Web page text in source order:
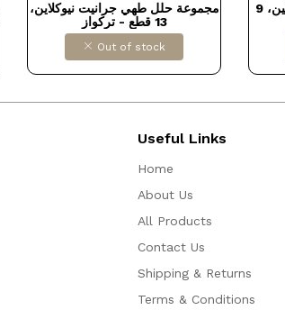
مجموعة حلل طهي جرانيت نيوكلاين،
13 قطع - تركواز
Out of stock
طقم حلل طهي جرانيت نيوكلين، 9
Useful Links
Home
About Us
All Products
Contact Us
Shipping & Returns
Terms & Conditions